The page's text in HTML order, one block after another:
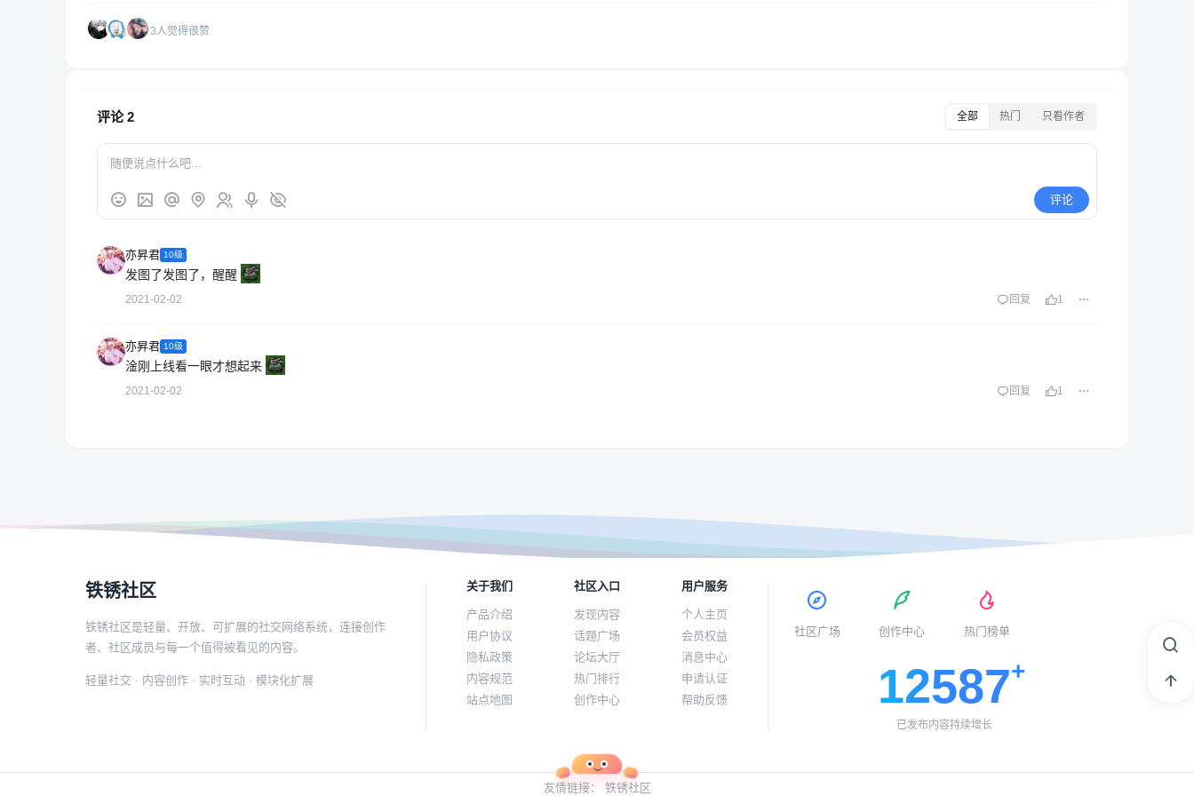
3人觉得很赞
评论2 全部 热门 只看作者
评论
亦昇君 10级
发图了发图了，醒醒
2021-02-02 回复 1
亦昇君 10级
淦刚上线看一眼才想起来
2021-02-02 回复 1
铁锈社区
铁锈社区是轻量、开放、可扩展的社交网络系统，连接创作
者、社区成员与每一个值得被看见的内容。
轻量社交 · 内容创作 · 实时互动 · 模块化扩展
关于我们
产品介绍
用户协议
隐私政策
内容规范
站点地图
社区入口
发现内容
话题广场
论坛大厅
热门排行
创作中心
用户服务
个人主页
会员权益
消息中心
申请认证
帮助反馈
社区广场 创作中心 热门榜单
12587
已发布内容持续增长
友情链接： 铁锈社区